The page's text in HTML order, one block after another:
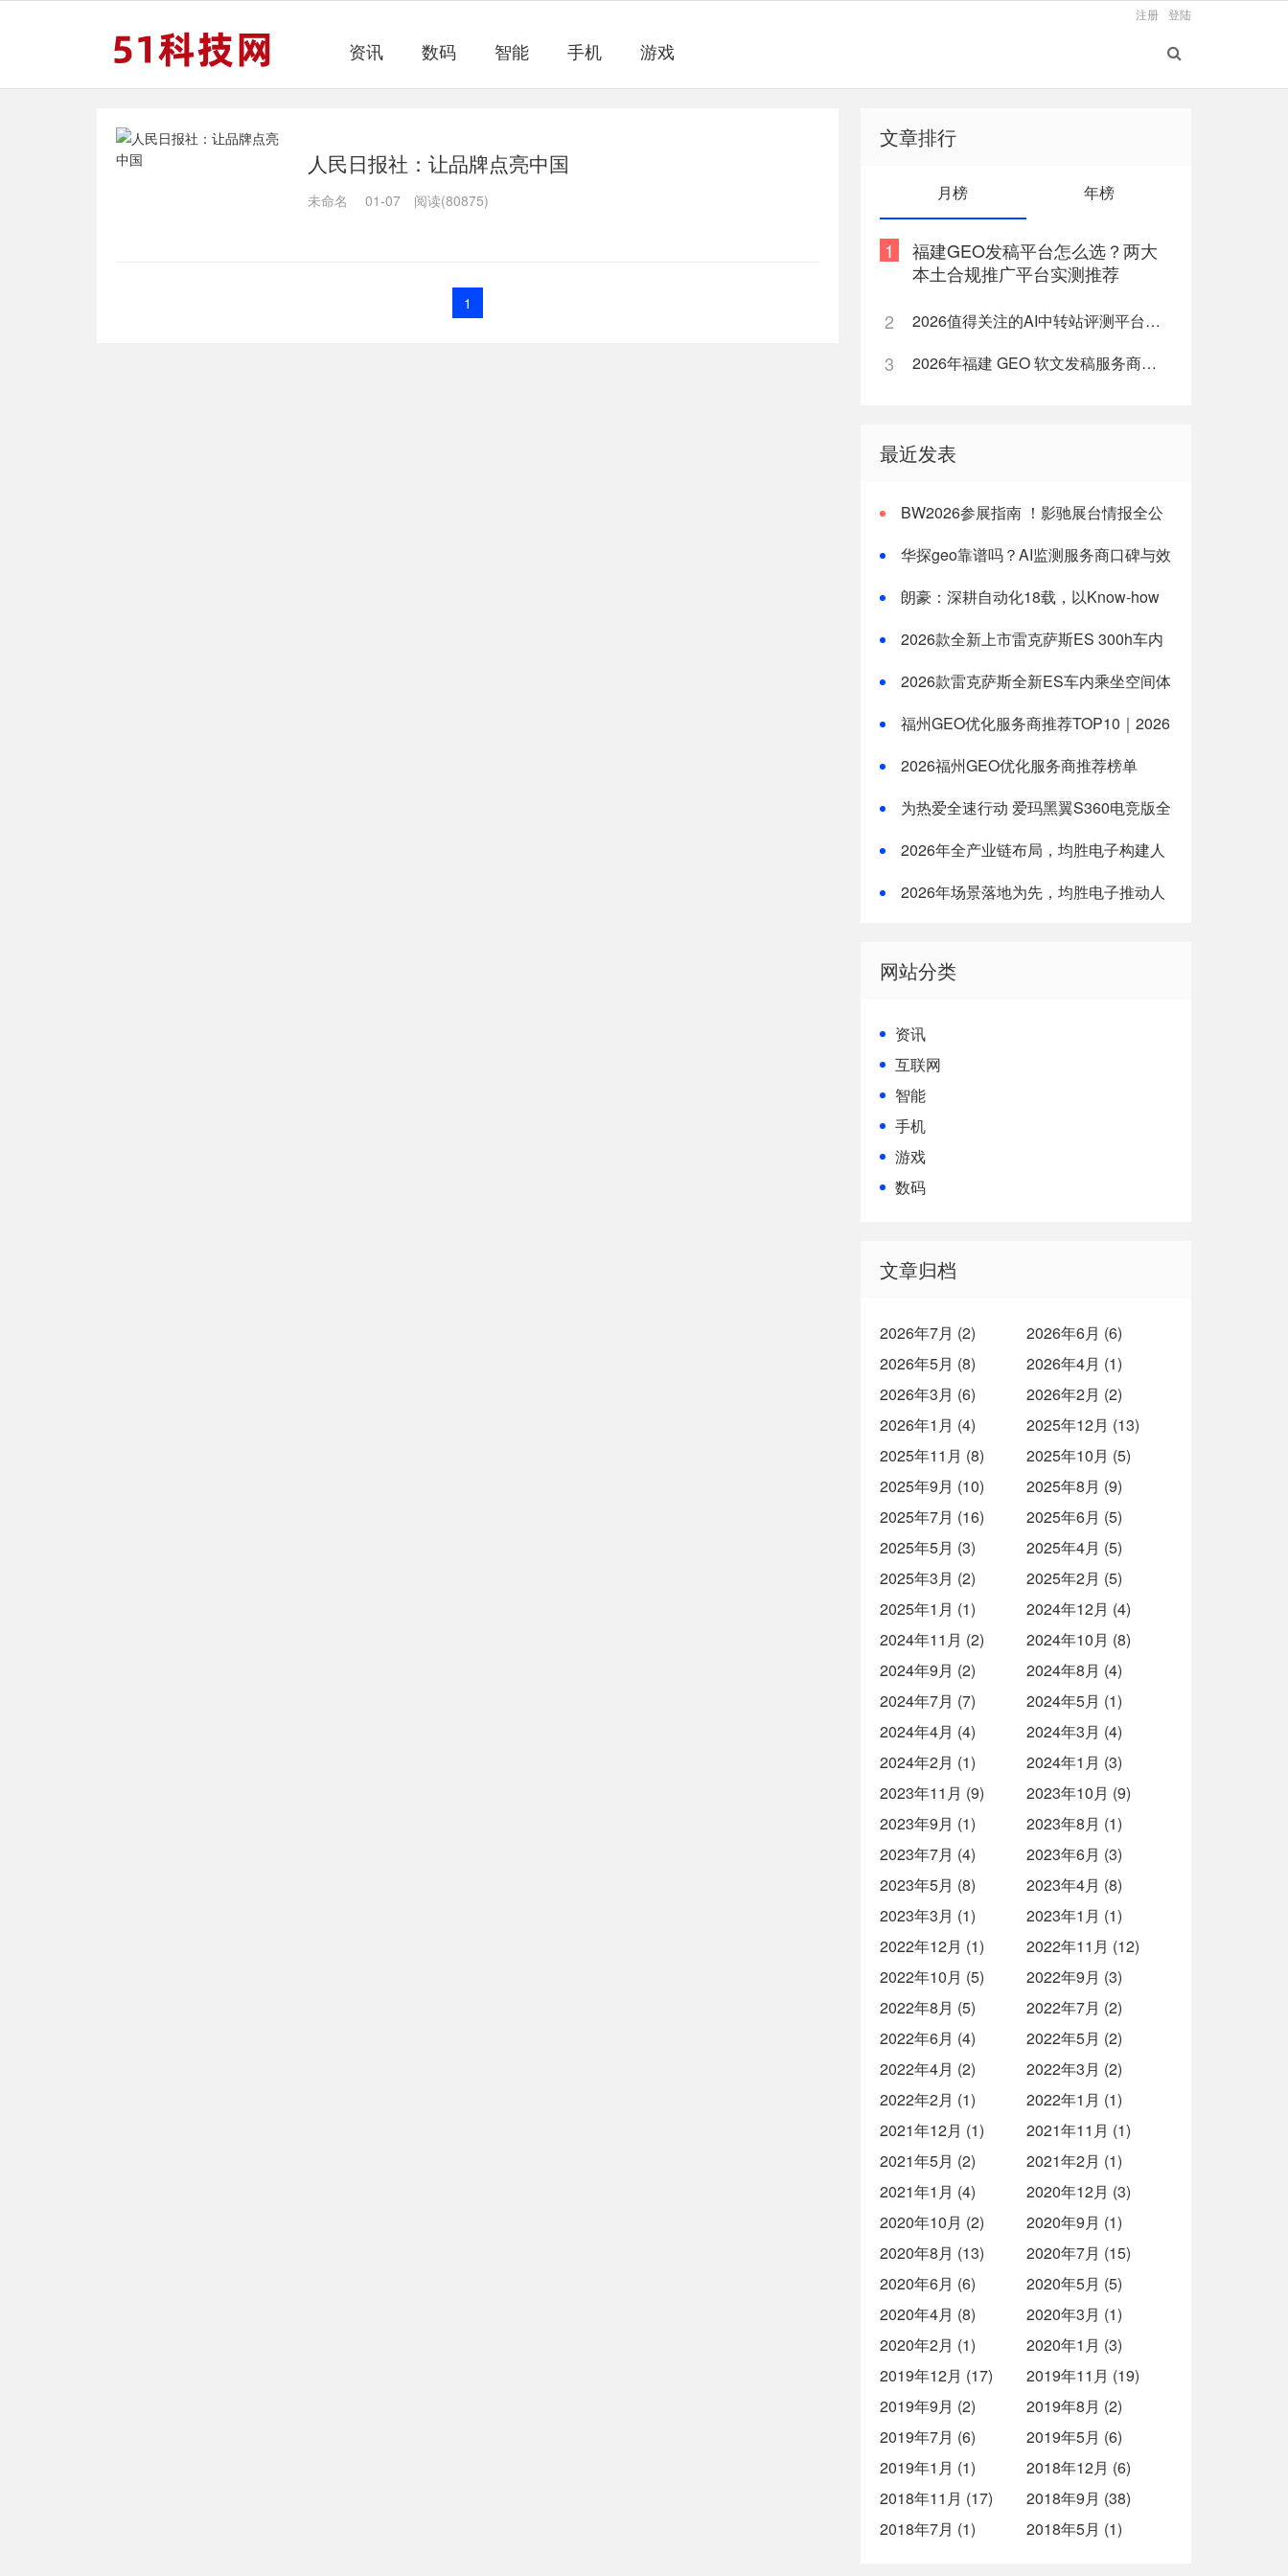
登陆
注册
资讯 数码 智能 手机 游戏
人民日报社：让品牌点亮中国
未命名 01-07 阅读(80875)
1
文章排行
月榜 年榜
1
福建GEO发稿平台怎么选？两大
本土合规推广平台实测推荐
2
2026值得关注的AI中转站评测平台盘点
3 2026年福建 GEO 软文发稿服务商｜慧品宣：以 AI 技术赋能品牌全域传播
最近发表
BW2026参展指南 ！影驰展台情报全公
华探geo靠谱吗？AI监测服务商口碑与效
朗豪：深耕自动化18载，以Know-how
2026款全新上市雷克萨斯ES 300h车内
2026款雷克萨斯全新ES车内乘坐空间体
择
福州GEO优化服务商推荐TOP10｜2026
2026福州GEO优化服务商推荐榜单
为热爱全速行动 爱玛黑翼S360电竞版全
2026年全产业链布局，均胜电子构建人
2026年场景落地为先，均胜电子推动人
网站分类
资讯
互联网
智能
手机
游戏
数码
文章归档
2026年7月 (2)
2026年6月 (6)
2026年5月 (8)
2026年4月 (1)
2026年3月 (6)
2026年2月 (2)
2026年1月 (4)
2025年12月 (13)
2025年11月 (8)
2025年10月 (5)
2025年9月 (10)
2025年8月 (9)
2025年7月 (16)
2025年6月 (5)
2025年5月 (3)
2025年4月 (5)
2025年3月 (2)
2025年2月 (5)
2025年1月 (1)
2024年12月 (4)
2024年11月 (2)
2024年10月 (8)
2024年9月 (2)
2024年8月 (4)
2024年7月 (7)
2024年5月 (1)
2024年4月 (4)
2024年3月 (4)
2024年2月 (1)
2024年1月 (3)
2023年11月 (9)
2023年10月 (9)
2023年9月 (1)
2023年8月 (1)
2023年7月 (4)
2023年6月 (3)
2023年5月 (8)
2023年4月 (8)
2023年3月 (1)
2023年1月 (1)
2022年12月 (1)
2022年11月 (12)
2022年10月 (5)
2022年9月 (3)
2022年8月 (5)
2022年7月 (2)
2022年6月 (4)
2022年5月 (2)
2022年4月 (2)
2022年3月 (2)
2022年2月 (1)
2022年1月 (1)
2021年12月 (1)
2021年11月 (1)
2021年5月 (2)
2021年2月 (1)
2021年1月 (4)
2020年12月 (3)
2020年10月 (2)
2020年9月 (1)
2020年8月 (13)
2020年7月 (15)
2020年6月 (6)
2020年5月 (5)
2020年4月 (8)
2020年3月 (1)
2020年2月 (1)
2020年1月 (3)
2019年12月 (17)
2019年11月 (19)
2019年9月 (2)
2019年8月 (2)
2019年7月 (6)
2019年5月 (6)
2019年1月 (1)
2018年12月 (6)
2018年11月 (17)
2018年9月 (38)
2018年7月 (1)
2018年5月 (1)